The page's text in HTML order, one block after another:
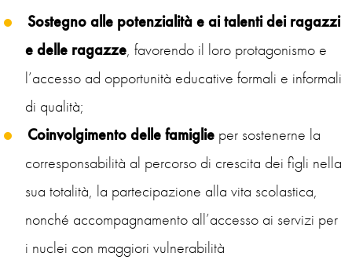
Sostegno alle potenzialità e ai talenti dei ragazzi
e delle ragazze, favorendo il loro protagonismo e
l’accesso ad opportunità educative formali e informali
di qualità;
Coinvolgimento delle famiglie per sostenerne la
corresponsabilità al percorso di crescita dei figli nella
sua totalità, la partecipazione alla vita scolastica,
nonché accompagnamento all’accesso ai servizi per
i nuclei con maggiori vulnerabilità